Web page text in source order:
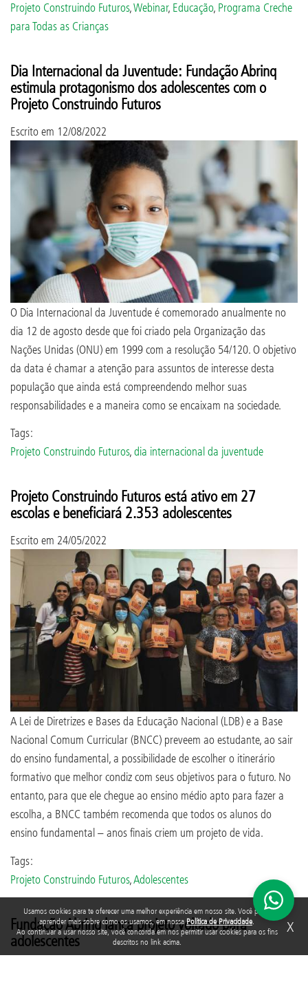
Usamos cookies para te oferecer uma melhor experiência em nosso site. Você pode
aprender mais sobre como os usamos, em nossaPolítica de Privacidade.
Ao continuar a usar nosso site, você concorda em nos permitir usar cookies para os fins
descritos no link acima.
X
Projeto Construindo Futuros,Webinar, Educação, Programa Creche
para Todas as Crianças
Dia Internacional da Juventude: Fundação Abrinq
estimula protagonismo dos adolescentes com o
Projeto Construindo Futuros
Escrito em 12/08/2022
O Dia Internacional da Juventude é comemorado anualmente no
dia 12 de agosto desde que foi criado pela Organização das
Nações Unidas (ONU) em 1999 com a resolução 54/120. O objetivo
da data é chamar a atenção para assuntos de interesse desta
população que ainda está compreendendo melhor suas
responsabilidades e a maneira como se encaixam na sociedade.
Tags:
Projeto Construindo Futuros,dia internacional da juventude
Projeto Construindo Futuros está ativo em 27
escolas e beneficiará 2.353 adolescentes
Escrito em 24/05/2022
A Lei de Diretrizes e Bases da Educação Nacional (LDB) e a Base
Nacional Comum Curricular (BNCC) preveem ao estudante, ao sair
do ensino fundamental, a possibilidade de escolher o itinerário
formativo que melhor condiz com seus objetivos para o futuro. No
entanto, para que ele chegue ao ensino médio apto para fazer a
escolha, a BNCC também recomenda que todos os alunos do
ensino fundamental – anos finais criem um projeto de vida.
Tags:
Projeto Construindo Futuros,Adolescentes
Fundação Abrinq lança projeto voltado para
adolescentes